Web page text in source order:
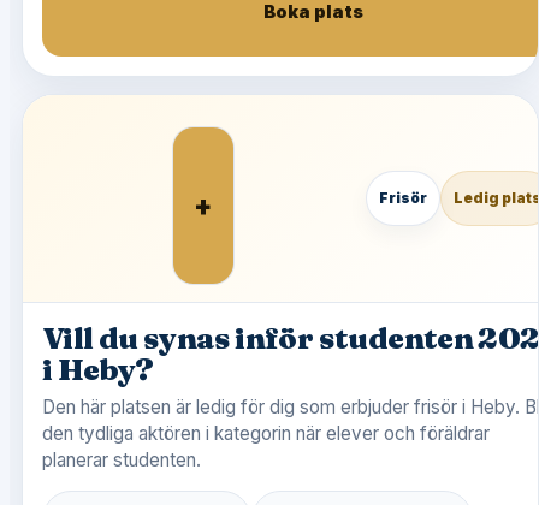
Boka plats
+ Frisör Ledig
Vill du synas inför studenten
i Heby?
Den här platsen är ledig för dig som erbjuder frisör i Heby.
den tydliga aktören i kategorin när elever och föräldrar
planerar studenten.